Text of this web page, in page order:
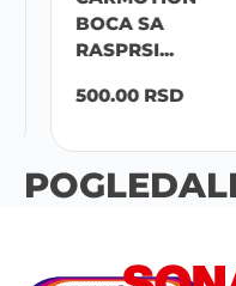
BOCA SA
RASPRSI...
500.00RSD